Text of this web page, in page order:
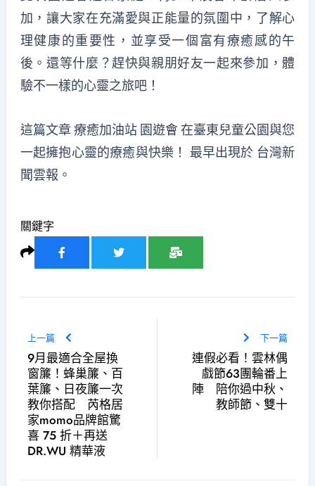
加，讓大家在充滿愛與正能量的氛圍中，了解心
理健康的重要性，並享受一個富有療癒感的午
後。還等什麼？趕快與親朋好友一起來參加，體
驗不一樣的心靈之旅吧！
這篇文章 療癒加油站 園遊會 在臺東兒童公園與您
一起擁抱心靈的療癒與快樂！
最早出現於 台灣新
聞雲報 。
關鍵字
上一篇
9月最適合全屋換
窗簾！蜂巢簾、百
葉簾、日夜簾一次
教你搭配 芮格居
家momo品牌館驚
喜 75 折＋再送
DR.WU 精華液
下一篇
連假必看！雲林偶
戲節63團輪番上
陣 陪你過中秋、
教師節、雙十